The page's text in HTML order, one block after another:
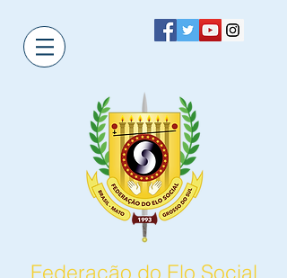
Federação do Elo Social